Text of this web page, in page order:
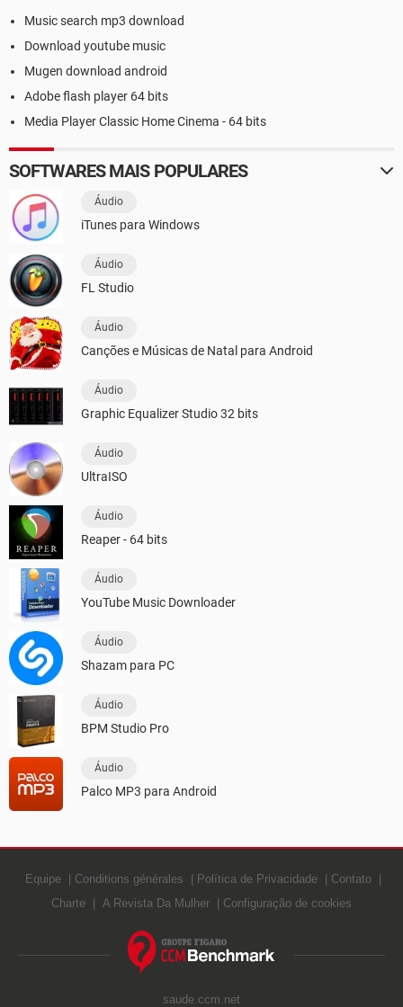
Music search mp3 download
Download youtube music
Mugen download android
Adobe flash player 64 bits
Media Player Classic Home Cinema - 64 bits
SOFTWARES MAIS POPULARES
Áudio
iTunes para Windows
Áudio
FL Studio
Áudio
Canções e Músicas de Natal para Android
Áudio
Graphic Equalizer Studio 32 bits
Áudio
UltraISO
Áudio
Reaper - 64 bits
Áudio
YouTube Music Downloader
Áudio
Shazam para PC
Áudio
BPM Studio Pro
Áudio
Palco MP3 para Android
Equipe Conditions générales Política de Privacidade
Contato
Charte
A Revista Da Mulher Configuração de cookies
saude.ccm.net